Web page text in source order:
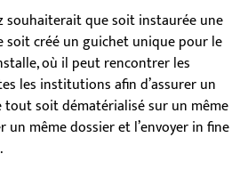
souhaiterait que soit instaurée une
créé un guichet unique pour le
où il peut rencontrer les
les institutions afin d’assurer un
tout soit dématérialisé sur un même
même dossier et l’envoyer in fine